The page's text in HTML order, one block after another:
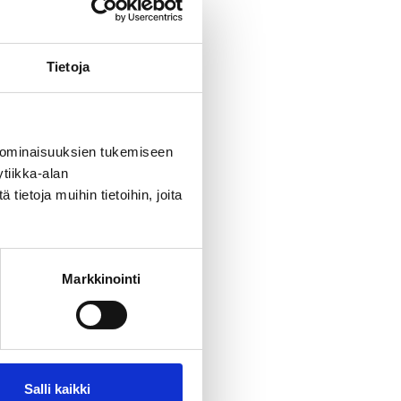
Tietoja
tukemiseen
alan
tietoja muihin tietoihin, joita
Markkinointi
Salli kaikki
aikaan